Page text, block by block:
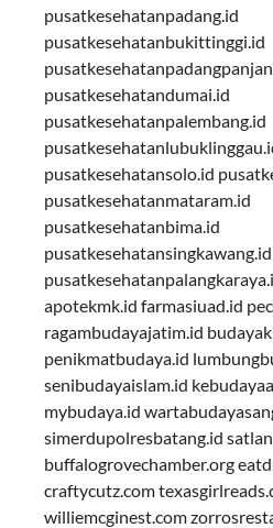
pusatkesehatanpadang.id
pusatkesehatanbukittinggi.id
pusatkesehatandumai.id
pusatkesehatanpalembang.id
pusatkesehatansolo.id
pusatkesehatanmataram.id
pusatkesehatanbima.id
pusatkesehatansingkawang.id
apotekmk.id farmasiuad.id
ragambudayajatim.id
penikmatbudaya.id
senibudayaislam.id
mybudaya.id
simerdupolresbatang.id
buffalogrovechamber.org
craftycutz.com
williemcginest.com